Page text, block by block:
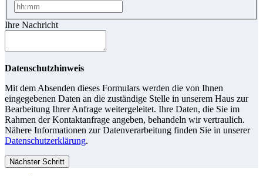
Ihre Nachricht
Datenschutzhinweis
Mit dem Absenden dieses Formulars werden die von Ihnen
eingegebenen Daten an die zuständige Stelle in unserem Haus zur
Bearbeitung Ihrer Anfrage weitergeleitet. Ihre Daten, die Sie im
Rahmen der Kontaktanfrage angeben, behandeln wir vertraulich.
Nähere Informationen zur Datenverarbeitung finden Sie in unserer
Datenschutzerklärung.
Nächster Schritt